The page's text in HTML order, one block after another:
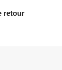
retour